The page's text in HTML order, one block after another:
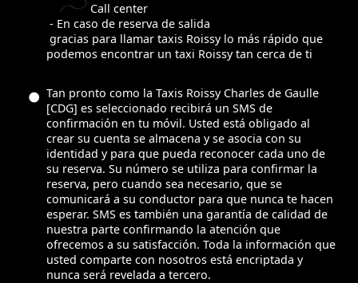
Call center
- En caso de reserva de salida
gracias para llamar taxis Roissy lo más rápido que
podemos encontrar un taxi Roissy tan cerca de ti
Tan pronto como la Taxis Roissy Charles de Gaulle
[CDG] es seleccionado recibirá un SMS de
confirmación en tu móvil. Usted está obligado al
crear su cuenta se almacena y se asocia con su
identidad y para que pueda reconocer cada uno de
su reserva. Su número se utiliza para confirmar la
reserva, pero cuando sea necesario, que se
comunicará a su conductor para que nunca te hacen
esperar. SMS es también una garantía de calidad de
nuestra parte confirmando la atención que
ofrecemos a su satisfacción. Toda la información que
usted comparte con nosotros está encriptada y
nunca será revelada a tercero.